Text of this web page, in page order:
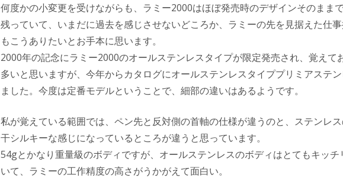
何度かの小変更を受けながらも、ラミー2000はほぼ発売時のデザインそのまま
残っていて、いまだに過去を感じさせないどころか、ラミーの先を見据えた仕
もこうありたいとお手本に思います。
2000年の記念にラミー2000のオールステンレスタイプが限定発売され、覚えて
多いと思いますが、今年からカタログにオールステンレスタイププリミアステ
ました。今度は定番モデルということで、細部の違いはあるようです。
私が覚えている範囲では、ペン先と反対側の首軸の仕様が違うのと、ステンレ
干シルキーな感じになっているところが違うと思っています。
54gとかなり重量級のボディですが、オールステンレスのボディはとてもキッチ
いて、ラミーの工作精度の高さがうかがえて面白い。